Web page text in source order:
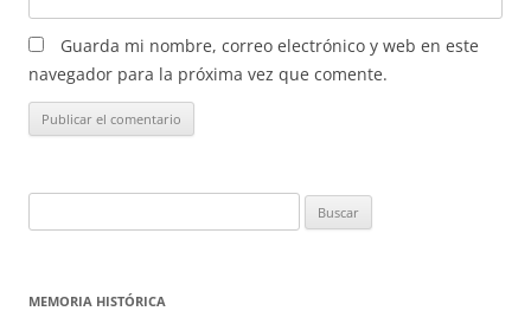
Guarda mi nombre, correo electrónico y web en este
navegador para la próxima vez que comente.
MEMORIA HISTÓRICA